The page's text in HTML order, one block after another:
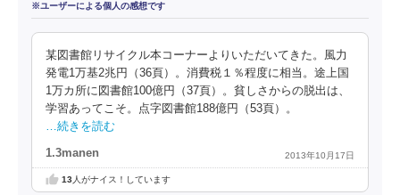
※ユーザーによる個人の感想です
某図書館リサイクル本コーナーよりいただいてきた。風力
発電1万基2兆円（36頁）。消費税１％程度に相当。途上国
1万カ所に図書館100億円（37頁）。貧しさからの脱出は、
学習あってこそ。点字図書館188億円（53頁）。
…続きを読む
1.3manen 2013年10月17日
13人がナイス！しています